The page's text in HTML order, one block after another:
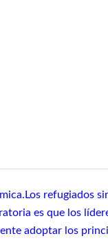
refugiados
es que los
adoptar los